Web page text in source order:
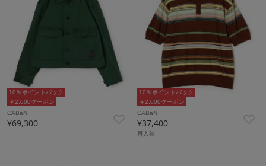
￥2,000クーポン
10％ポイントバック
CABaN
¥69,300
￥2,000クーポン
10％ポイントバック
CABaN
¥37,400
再入荷